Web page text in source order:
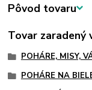
Pôvod tovaru
Tovar zaradený
POHÁRE, MISY,
POHÁRE NA